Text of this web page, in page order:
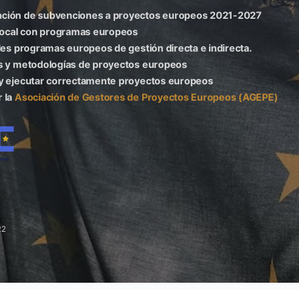
de subvenciones a proyectos europeos 2021-2027
con programas europeos
programas europeos de gestión directa e indirecta.
y metodologías de proyectos europeos
ejecutar correctamente proyectos europeos
laAsociación de Gestores de Proyectos Europeos (AGEPE)